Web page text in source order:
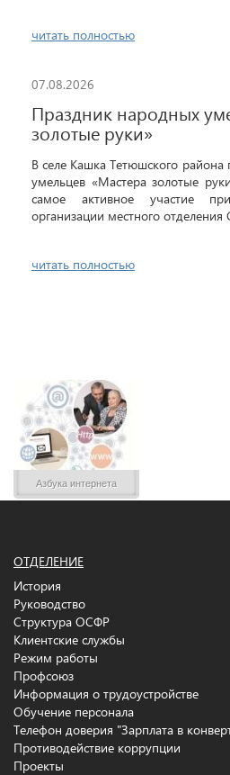
читать полностью
07.08.2026
Праздник народных
золотые руки»
В селе Кашка Тетюшского
умельцев «Мастера золотые
самое активное участие
организации местного отделения
читать полностью
Азбука интернета
ОТДЕЛЕНИЕ
История
Руководство
Структура ОСФР
Клиентские службы
Режим работы
Профсоюз
Информация о трудоустройстве
Обучение персонала
Телефон доверия "Зарплата в
Противодействие коррупции
Проекты